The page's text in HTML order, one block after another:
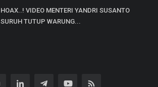
HOAX..! VIDEO MENTERI YANDRI SUSANTO
SURUH TUTUP WARUNG...